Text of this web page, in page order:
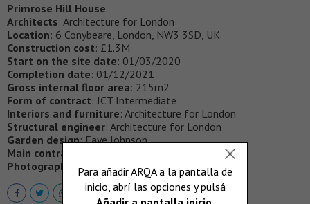
Primrose Hill House
Architects: Architecture for London
Location: 6 Conybeare, London, NW3 3SD, UK
Construction cost: £1.3M
Start on the site date: 01/03/2020
Completion date: 01/12/2021
Gross internal floor area: 215m2
Form of contract: JCT Intermediate
Interiors and furniture: Architecture for London
Structural engineer: Architecture for London
Garden design: Faye Johnson
Main contractor
Photographer : Christian Brailey